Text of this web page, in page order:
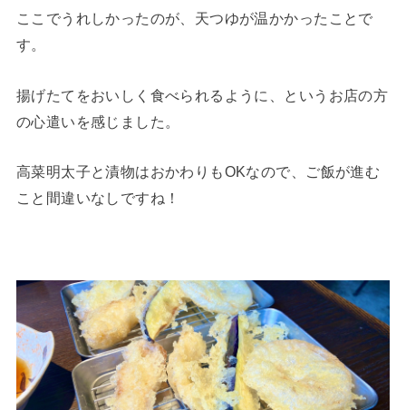
ここでうれしかったのが、天つゆが温かかったことで
す。
揚げたてをおいしく食べられるように、というお店の方
の心遣いを感じました。
高菜明太子と漬物はおかわりもOKなので、ご飯が進む
こと間違いなしですね！